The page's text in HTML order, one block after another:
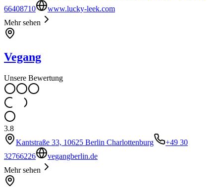
66408710
www.lucky-leek.com
Mehr sehen
Vegang
Unsere Bewertung
3.8
Kantstraße 33, 10625 Berlin Charlottenburg
+49 30
32766226
vegangberlin.de
Mehr sehen